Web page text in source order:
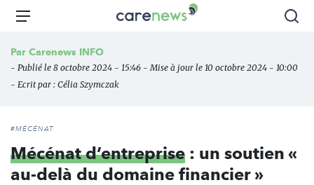
Aller
principal
Carenews,
des
Menu
Par Carenews INFO
- Publié le 8 octobre 2024 - 15:46 - Mise à jour le 10 octobre 2024 - 10:00
- Ecrit par : Célia Szymczak
#MÉCÉNAT
Mécénat d’entreprise : un soutien «
au-delà du domaine financier »